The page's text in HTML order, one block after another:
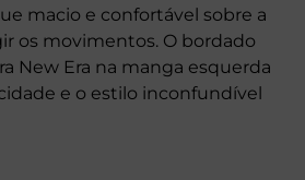
macio e confortável sobre a
os movimentos. O bordado
New Era na manga esquerda
e o estilo inconfundível